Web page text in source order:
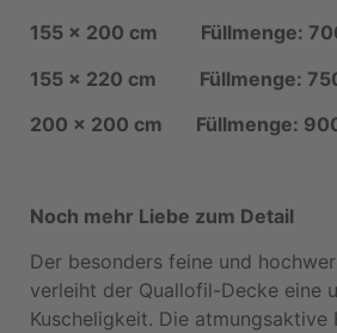
155 x 200 cm Füllmenge:
155 x 220 cm Füllmenge:
200 x 200 cm Füllmenge:
Noch mehr Liebe zum Detail
Der besonders feine und
verleiht der Quallofil-Decke eine
Kuscheligkeit. Die atmungsaktive